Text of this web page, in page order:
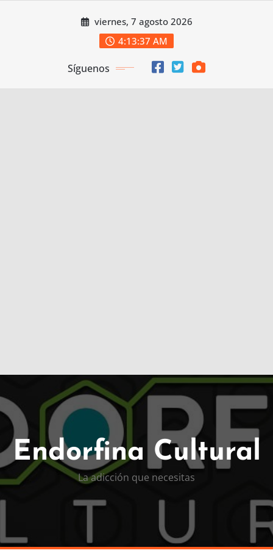
viernes, 7 agosto 2026
4:13:38 AM
Síguenos
Endorfina Cultural
La adicción que necesitas